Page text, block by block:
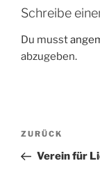
Schreibe
Du musst
abzugeben.
Vorheriger
Beitrag
ZURÜCK
Verein für